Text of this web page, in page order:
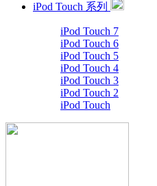
iPod Touch 系列
iPod Touch 7
iPod Touch 6
iPod Touch 5
iPod Touch 4
iPod Touch 3
iPod Touch 2
iPod Touch